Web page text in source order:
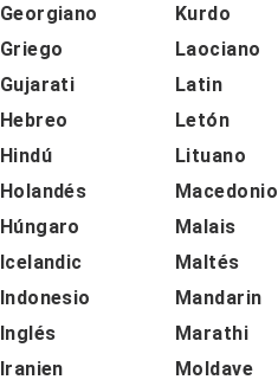
Georgiano
Griego
Gujarati
Hebreo
Hindú
Holandés
Húngaro
Icelandic
Indonesio
Inglés
Iranien
Kurdo
Laociano
Latin
Letón
Lituano
Macedonio
Malais
Maltés
Mandarin
Marathi
Moldave